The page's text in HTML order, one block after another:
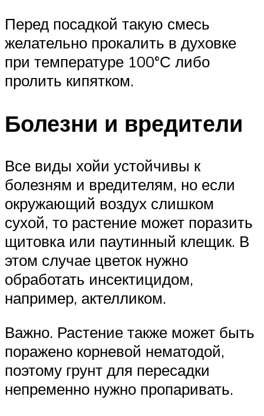
Перед посадкой такую смесь
желательно прокалить в духовке
при температуре 100°С либо
пролить кипятком.
Болезни и вредители
Все виды хойи устойчивы к
болезням и вредителям, но если
окружающий воздух слишком
сухой, то растение может поразить
щитовка или паутинный клещик. В
этом случае цветок нужно
обработать инсектицидом,
например, актелликом.
Важно. Растение также может быть
поражено корневой нематодой,
поэтому грунт для пересадки
непременно нужно пропаривать.